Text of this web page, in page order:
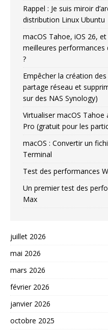
Rappel : Je suis miroir
distribution Linux Ubuntu
macOS Tahoe, iOS 26,
meilleures performances
?
Empêcher la création
partage réseau et
sur des NAS Synology)
Virtualiser macOS
Pro (gratuit pour les
macOS : Convertir un
Terminal
Test des performances
Un premier test des
Max
juillet 2026
mai 2026
mars 2026
février 2026
janvier 2026
octobre 2025